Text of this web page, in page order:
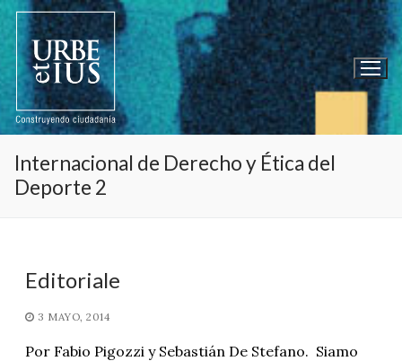
Ir
contenido
Internacional de Derecho y Ética del
Deporte 2
Editoriale
3 MAYO, 2014
Por Fabio Pigozzi y Sebastián De Stefano. Siamo